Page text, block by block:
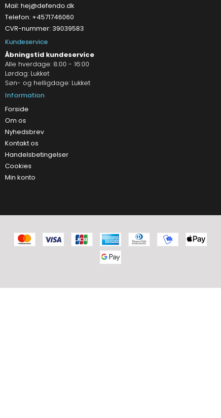
Mail: hej@defendo.dk
Telefon: +4571746060
CVR-nummer: 39039583
Kundeservice
Åbningstid kundeservice
Alle hverdage: 8:00 - 16:00
Lørdag: Lukket
Søn- og helligdage: Lukket
Information
Forside
Om os
Nyhedsbrev
Kontakt os
Handelsbetingelser
Cookies
Min konto